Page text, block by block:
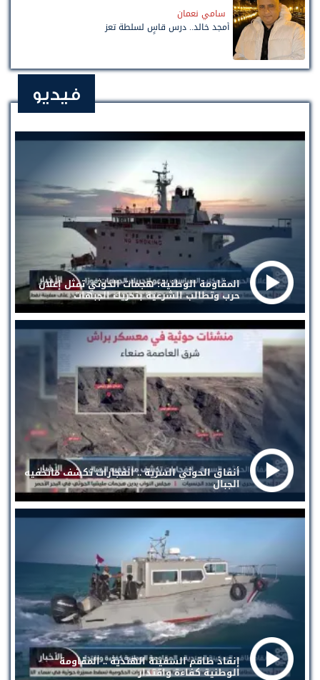
سامي نعمان
أمجد خالد.. درس قاسٍ لسلطة تعز
فيديو
المقاومة الوطنية: هجمات الحوثي تمثل إعلان
حرب وتطالب الشرعية بتحريك الجبهات
أنفاق الحوثي السرية .. انفجارات تكشف ماتخفيه
الجبال
إنقاذ طاقم السفينة الهندية .. المقاومة
الوطنية كفاءة واقتدار